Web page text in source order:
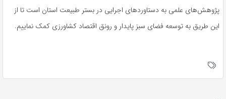
پژوهش‌های علمی به دستاوردهای اجرایی در بستر طبیعت استان است تا از
این طریق به توسعه فضای سبز پایدار و رونق اقتصاد کشاورزی کمک نماییم.